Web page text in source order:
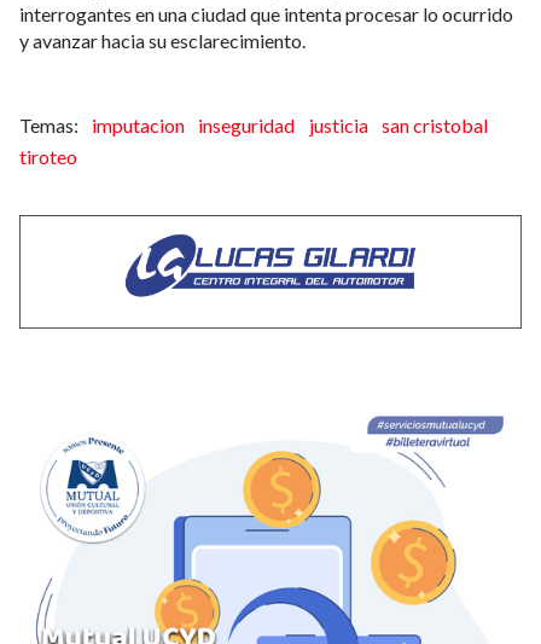
interrogantes en una ciudad que intenta procesar lo ocurrido
y avanzar hacia su esclarecimiento.
imputacion inseguridad justicia
san cristobal
tiroteo